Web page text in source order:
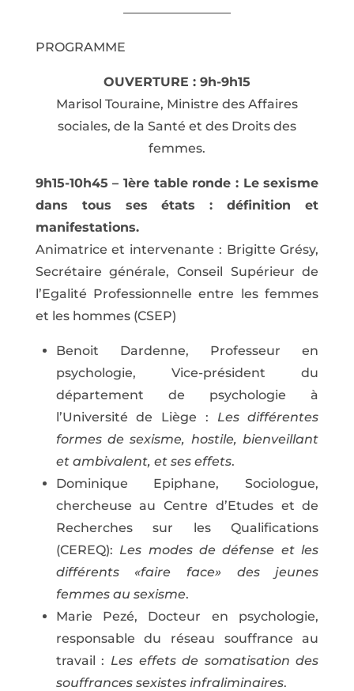
————————–
PROGRAMME
OUVERTURE : 9h-9h15
Marisol Touraine, Ministre des Affaires
sociales, de la Santé et des Droits des
femmes.
9h15-10h45 – 1ère table ronde : Le sexisme
dans tous ses états : définition et
manifestations.
Animatrice et intervenante : Brigitte Grésy,
Secrétaire générale, Conseil Supérieur de
l’Egalité Professionnelle entre les femmes
et les hommes (CSEP)
Benoit Dardenne, Professeur en
psychologie, Vice-président du
département de psychologie à
l’Université de Liège : Les différentes
formes de sexisme, hostile, bienveillant
et ambivalent, et ses effets.
Dominique Epiphane, Sociologue,
chercheuse au Centre d’Etudes et de
Recherches sur les Qualifications
(CEREQ): Les modes de défense et les
différents «faire face» des jeunes
femmes au sexisme.
Marie Pezé, Docteur en psychologie,
responsable du réseau souffrance au
travail : Les effets de somatisation des
souffrances sexistes infraliminaires.